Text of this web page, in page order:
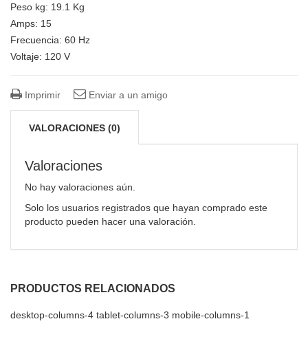
Peso kg: 19.1 Kg
Amps: 15
Frecuencia: 60 Hz
Voltaje: 120 V
Imprimir Enviar a un amigo
VALORACIONES (0)
Valoraciones
No hay valoraciones aún.
Solo los usuarios registrados que hayan comprado este
producto pueden hacer una valoración.
PRODUCTOS RELACIONADOS
desktop-columns-4 tablet-columns-3 mobile-columns-1